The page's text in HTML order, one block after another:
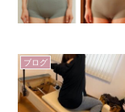
ブログ